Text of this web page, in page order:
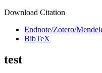
Download Citation
Endnote/Zotero/
BibTeX
test